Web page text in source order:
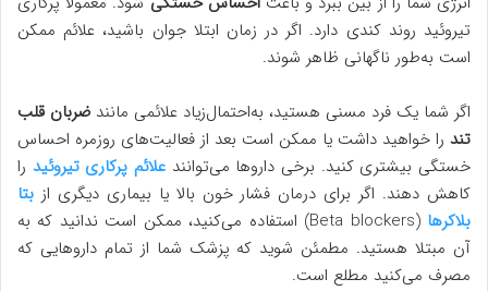
تیروئید روند کندی دارد. اگر در زمان ابتلا جوان باشید، علائم ممکن
است به‌طور ناگهانی ظاهر شوند.
اگر شما یک فرد مسنی هستید، به‌احتمال‌زیاد علائمی مانند ضربان قلب
تند را خواهید داشت یا ممکن است بعد از فعالیت‌های روزمره احساس
خستگی بیشتری کنید. برخی داروها می‌توانند علائم پرکاری تیروئید را
کاهش دهند. اگر برای درمان فشار خون بالا یا بیماری دیگری از بتا
بلاکرها
(Beta blockers) استفاده می‌کنید، ممکن است ندانید که به
آن مبتلا هستید. مطمئن شوید که پزشک شما از تمام داروهایی که
مصرف می‌کنید مطلع است.